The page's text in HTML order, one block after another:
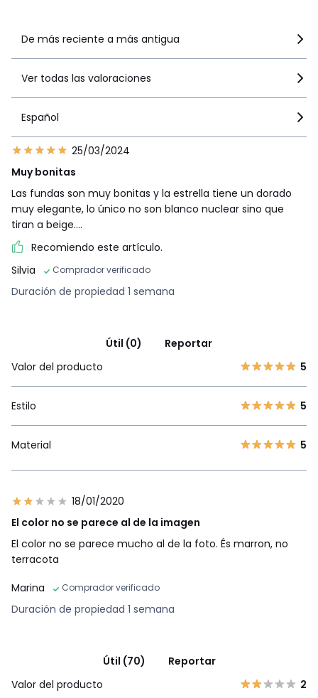
De más reciente a más antigua
Ver todas las valoraciones
Español
25/03/2024
Muy bonitas
Las fundas son muy bonitas y la estrella tiene un dorado
muy elegante, lo único no son blanco nuclear sino que
tiran a beige....
Recomiendo este artículo.
Silvia
Comprador verificado
Duración de propiedad 1 semana
Útil (0)
Reportar
Valor del producto
5
Estilo 5
Material 5
18/01/2020
El color no se parece al de la imagen
El color no se parece mucho al de la foto. És marron, no
terracota
Marina
Comprador verificado
Duración de propiedad 1 semana
Útil (70)
Reportar
Valor del producto
2